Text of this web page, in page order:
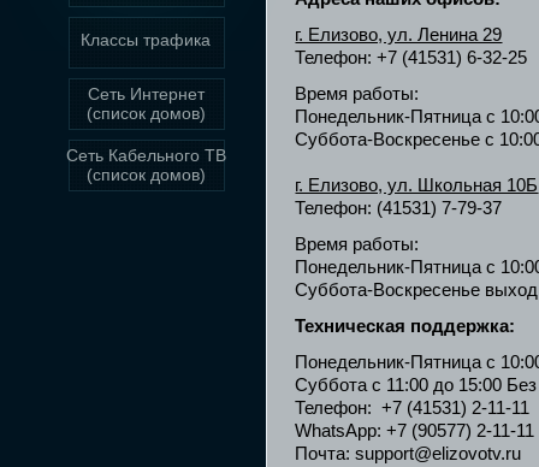
Классы трафика
Сеть Интернет
(список домов)
Сеть Кабельного ТВ
(список домов)
г. Елизово, ул. Ленина 29
Телефон: +7 (41531) 6-32-25
Время работы:
Понедельник-Пятница с
Суббота-Воскресенье с
г. Елизово, ул. Школьная 10Б
Телефон: (41531) 7-79-37
Время работы:
Понедельник-Пятница с
Суббота-Воскресенье
Техническая поддержка:
Понедельник-Пятница с
Суббота с 11:00 до 15:00
Телефон: +7 (41531) 2-11-11
WhatsApp: +7 (90577) 2-11-11
Почта: support@elizovotv.ru